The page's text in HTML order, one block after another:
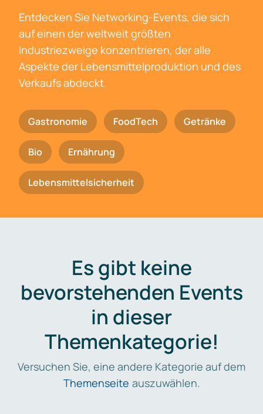
Entdecken Sie Networking-Events, die sich
auf einen der weltweit größten
Industriezweige konzentrieren, der alle
Aspekte der Lebensmittelproduktion und des
Verkaufs abdeckt.
Gastronomie FoodTech Getränke
Bio Ernährung
Lebensmittelsicherheit
Es gibt keine
bevorstehenden Events
in dieser
Themenkategorie!
Versuchen Sie, eine andere Kategorie auf dem
Themenseite auszuwählen.